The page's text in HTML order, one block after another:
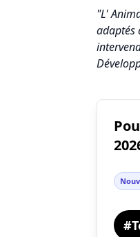
"L'
adaptés